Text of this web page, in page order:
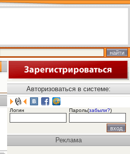
Авторизоваться в системе:
Логин Пароль(забыли?)
Реклама